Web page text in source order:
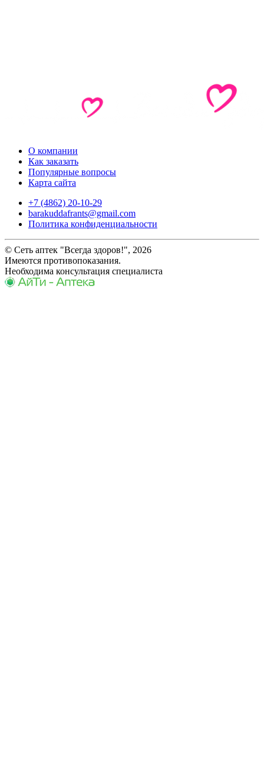
О компании
Как заказать
Популярные вопросы
Карта сайта
+7 (4862) 20-10-29
barakuddafrants@gmail.com
Политика конфиденциальности
© Сеть аптек "Всегда здоров!", 2026
Имеются противопоказания.
Необходима консультация специалиста